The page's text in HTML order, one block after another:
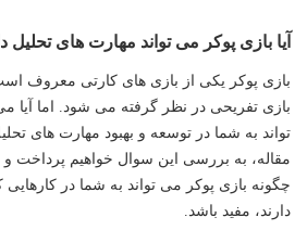
آیا بازی پوکر می تواند مهارت های تحلیل
بازی پوکر یکی از بازی های کارتی معروف
بازی تفریحی در نظر گرفته می شود. اما آیا
تواند به شما در توسعه و بهبود مهارت های
مقاله، به بررسی این سوال خواهیم پرداخت و
چگونه بازی پوکر می تواند به شما در کارهایی
دارند، مفید باشد.